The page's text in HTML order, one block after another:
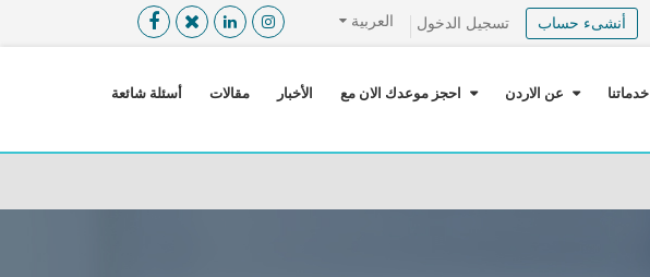
القائمة X
العربية تسجيل الدخول أنشىء حساب
خدماتنا عن الاردن احجز موعدك الان مع الأخبار مقالات أسئلة شائعة